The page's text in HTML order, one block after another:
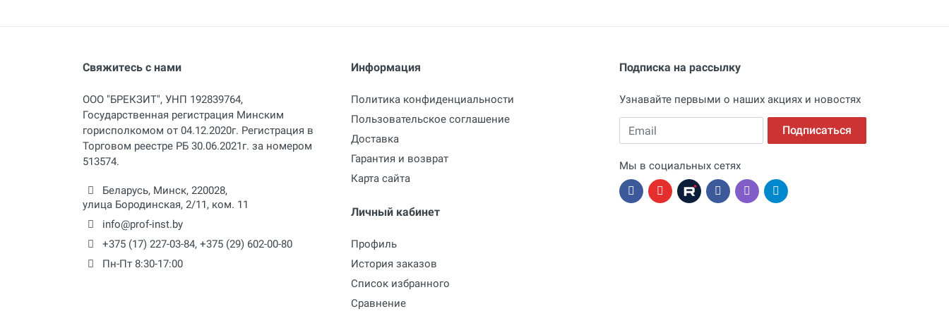
Свяжитесь с нами
ООО "БРЕКЗИТ", УНП 192839764,
Государственная регистрация Минским
горисполкомом от 04.12.2020г. Регистрация в
Торговом реестре РБ 30.06.2021г. за номером
513574.
Беларусь, Минск, 220028,
улица Бородинская, 2/11, ком. 11
info@prof-inst.by
+375 (17) 227-03-84, +375 (29) 602-00-80
Пн-Пт 8:30-17:00
Информация
Политика конфиденциальности
Пользовательское соглашение
Доставка
Гарантия и возврат
Карта сайта
Личный кабинет
Профиль
История заказов
Список избранного
Сравнение
Подписка на рассылку
Узнавайте первыми о наших акциях и новостях
Email Подписаться
Мы в социальных сетях